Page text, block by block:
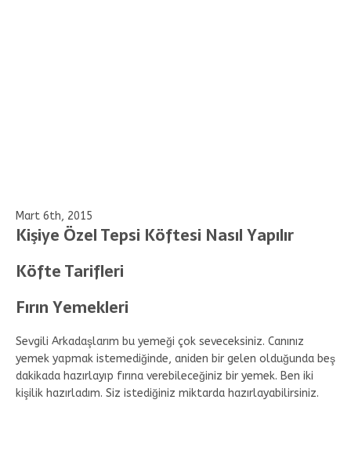
Mart 6th, 2015
Kişiye Özel Tepsi Köftesi Nasıl Yapılır
Köfte Tarifleri
Fırın Yemekleri
Sevgili Arkadaşlarım bu yemeği çok seveceksiniz. Canınız
yemek yapmak istemediğinde, aniden bir gelen olduğunda beş
dakikada hazırlayıp fırına verebileceğiniz bir yemek. Ben iki
kişilik hazırladım. Siz istediğiniz miktarda hazırlayabilirsiniz.